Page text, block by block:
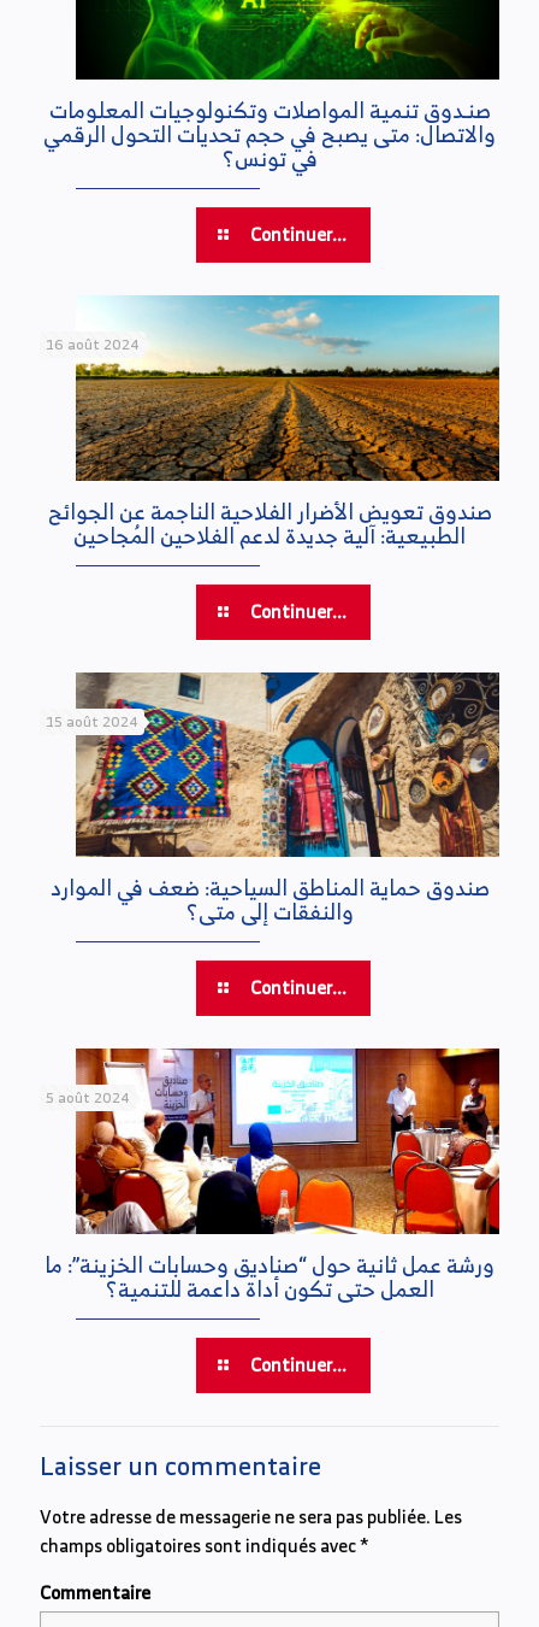
صنـدوق تنمية المواصلات وتكنولوجيات المعلومات
والاتصال: متى يصبح في حجم تحديات التحول الرقمي
في تونس؟
Continuer...
16 août 2024
صندوق تعويض الأضرار الفلاحية الناجمة عن الجوائح
الطبيعية: آلية جديدة لدعم الفلاحين المُجاحين
Continuer...
15 août 2024
صندوق حماية المناطق السياحية: ضعف في الموارد
والنفقات إلى متى؟
Continuer...
5 août 2024
ورشة عمل ثانية حول “صناديق وحسابات الخزينة”: ما
العمل حتى تكون أداة داعمة للتنمية؟
Continuer...
Laisser un commentaire
Votre adresse de messagerie ne sera pas publiée.Les
champs obligatoires sont indiqués avec*
Commentaire